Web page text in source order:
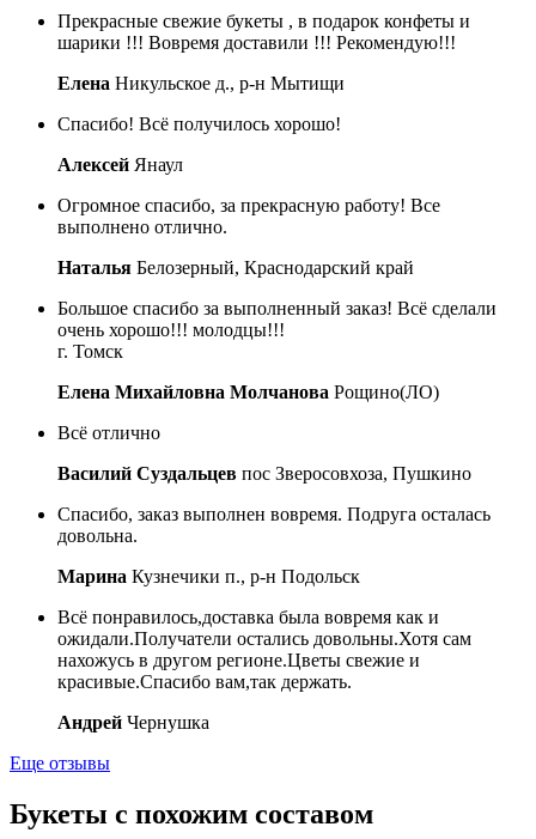
Прекрасные свежие букеты , в подарок конфеты и
шарики !!! Вовремя доставили !!! Рекомендую!!!
Елена Никульское д., р-н Мытищи
Спасибо! Всё получилось хорошо!
Алексей Янаул
Огромное спасибо, за прекрасную работу! Все
выполнено отлично.
Наталья Белозерный, Краснодарский край
Большое спасибо за выполненный заказ! Всё сделали
очень хорошо!!! молодцы!!!
г. Томск
Елена Михайловна Молчанова Рощино(ЛО)
Всё отлично
Василий Суздальцев пос Зверосовхоза, Пушкино
Спасибо, заказ выполнен вовремя. Подруга осталась
довольна.
Марина Кузнечики п., р-н Подольск
Всё понравилось,доставка была вовремя как и
ожидали.Получатели остались довольны.Хотя сам
нахожусь в другом регионе.Цветы свежие и
красивые.Спасибо вам,так держать.
Андрей Чернушка
Еще отзывы
Букеты с похожим составом